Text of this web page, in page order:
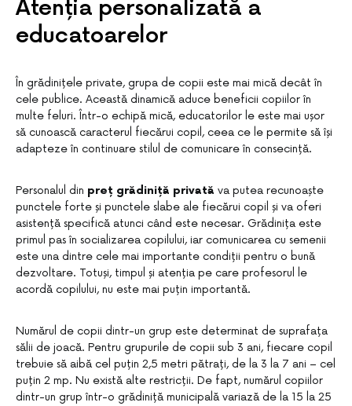
Atenția personalizată a
educatoarelor
În grădinițele private, grupa de copii este mai mică decât în ​​
cele publice. Această dinamică aduce beneficii copiilor în
multe feluri. Într-o echipă mică, educatorilor le este mai ușor
să cunoască caracterul fiecărui copil, ceea ce le permite să își
adapteze în continuare stilul de comunicare în consecință.
Personalul din preț grădiniță privată va putea recunoaște
punctele forte și punctele slabe ale fiecărui copil și va oferi
asistență specifică atunci când este necesar. Grădinița este
primul pas în socializarea copilului, iar comunicarea cu semenii
este una dintre cele mai importante condiții pentru o bună
dezvoltare. Totuși, timpul și atenția pe care profesorul le
acordă copilului, nu este mai puțin importantă.
Numărul de copii dintr-un grup este determinat de suprafața
sălii de joacă. Pentru grupurile de copii sub 3 ani, fiecare copil
trebuie să aibă cel puțin 2,5 metri pătrați, de la 3 la 7 ani – cel
puțin 2 mp. Nu există alte restricții. De fapt, numărul copiilor
dintr-un grup într-o grădiniță municipală variază de la 15 la 25